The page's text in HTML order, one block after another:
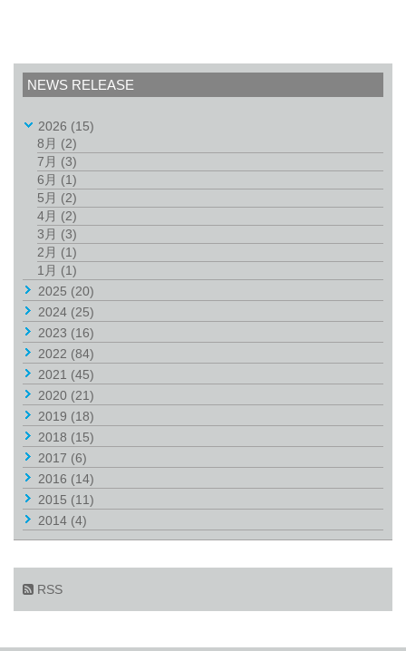
NEWS RELEASE
2026 (15)
8月 (2)
7月 (3)
6月 (1)
5月 (2)
4月 (2)
3月 (3)
2月 (1)
1月 (1)
2025 (20)
2024 (25)
2023 (16)
2022 (84)
2021 (45)
2020 (21)
2019 (18)
2018 (15)
2017 (6)
2016 (14)
2015 (11)
2014 (4)
RSS